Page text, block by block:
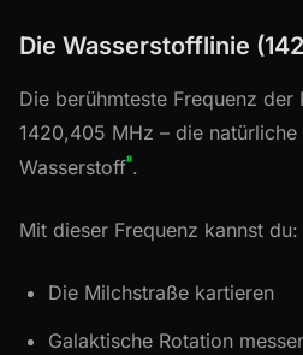
Die Wasserstofflinie
Die berühmteste Frequenz der
1420,405 MHz – die natürliche
Wasserstoff⁸.
Mit dieser Frequenz kannst du:
Die Milchstraße kartieren
Galaktische Rotation